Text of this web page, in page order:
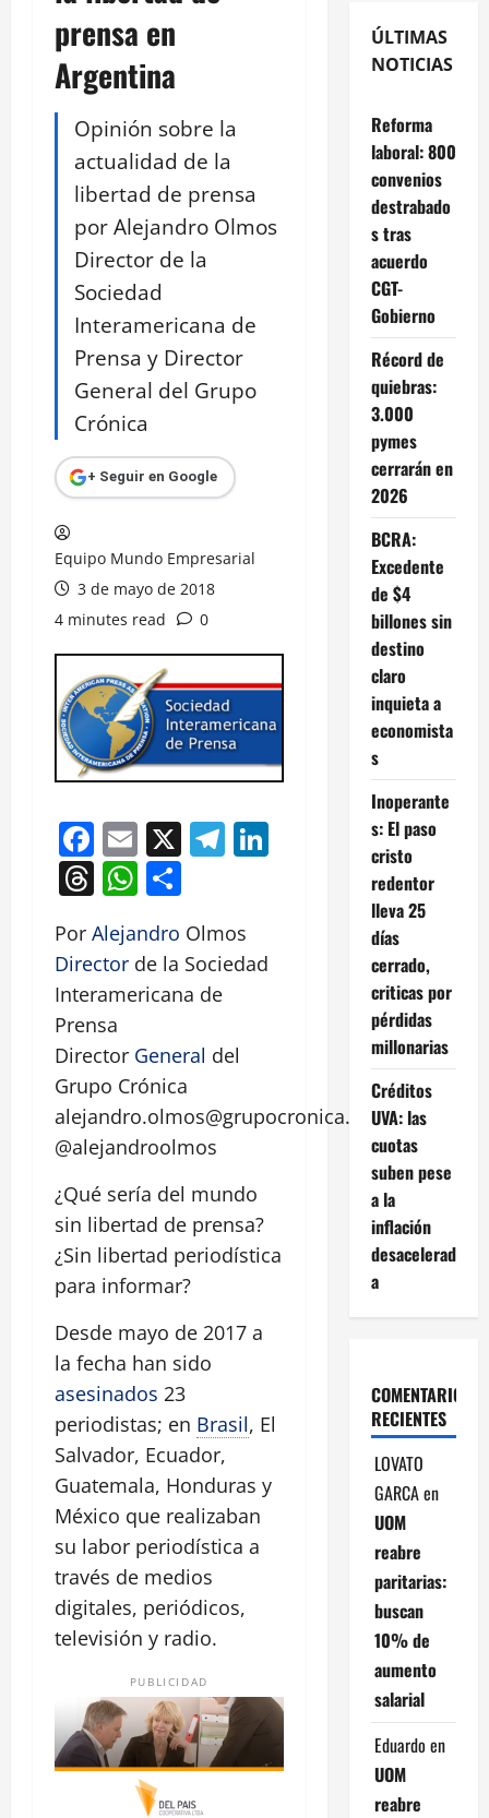
prensa en
Argentina
Opinión sobre la
actualidad de la
libertad de prensa
por Alejandro Olmos
Director de la
Sociedad
Interamericana de
Prensa y Director
General del Grupo
Crónica
+ Seguir en Google
Equipo Mundo Empresarial
3 de mayo de 2018
4 minutes read
0
Facebook
Email
X Telegram
LinkedIn
Threads
WhatsApp
Por Alejandro Olmos
Director de la Sociedad
Interamericana de
Prensa
Director General del
Grupo Crónica
alejandro.olmos@grupocronica.com.ar
@alejandroolmos
¿Qué sería del mundo
sin libertad de prensa?
¿Sin libertad periodística
para informar?
Desde mayo de 2017 a
la fecha han sido
asesinados 23
periodistas; en Brasil, El
Salvador, Ecuador,
Guatemala, Honduras y
México que realizaban
su labor periodística a
través de medios
digitales, periódicos,
televisión y radio.
PUBLICIDAD
ÚLTIMAS
NOTICIAS
Reforma
laboral: 800
convenios
destrabado
s tras
acuerdo
CGT-
Gobierno
Récord de
quiebras:
3.000
pymes
cerrarán en
2026
BCRA:
Excedente
de $4
billones sin
destino
claro
inquieta a
economista
s
Inoperante
s: El paso
cristo
redentor
lleva 25
días
cerrado,
criticas por
pérdidas
millonarias
Créditos
UVA: las
cuotas
suben pese
a la
inflación
desacelerad
a
COMENTARIOS
RECIENTES
LOVATO
GARCAen
UOM
reabre
paritarias:
buscan
10% de
aumento
salarial
Eduardo en
UOM
reabre